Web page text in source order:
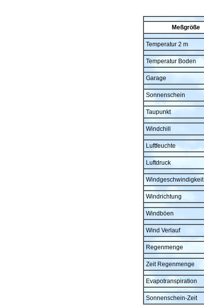
Meßgröße
Temperatur 2 m
Temperatur Boden
Garage
Sonnenschein
Taupunkt
Windchill
Luftfeuchte
Luftdruck
Windgeschwindigkeit
Windrichtung
Windböen
Wind Verlauf
Regenmenge
Zeit Regenmenge
Evapotranspiration
Sonnenschein-Zeit